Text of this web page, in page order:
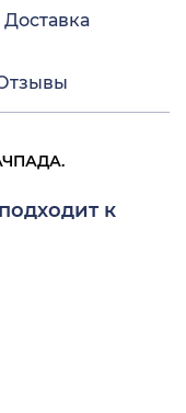
Доставка
к